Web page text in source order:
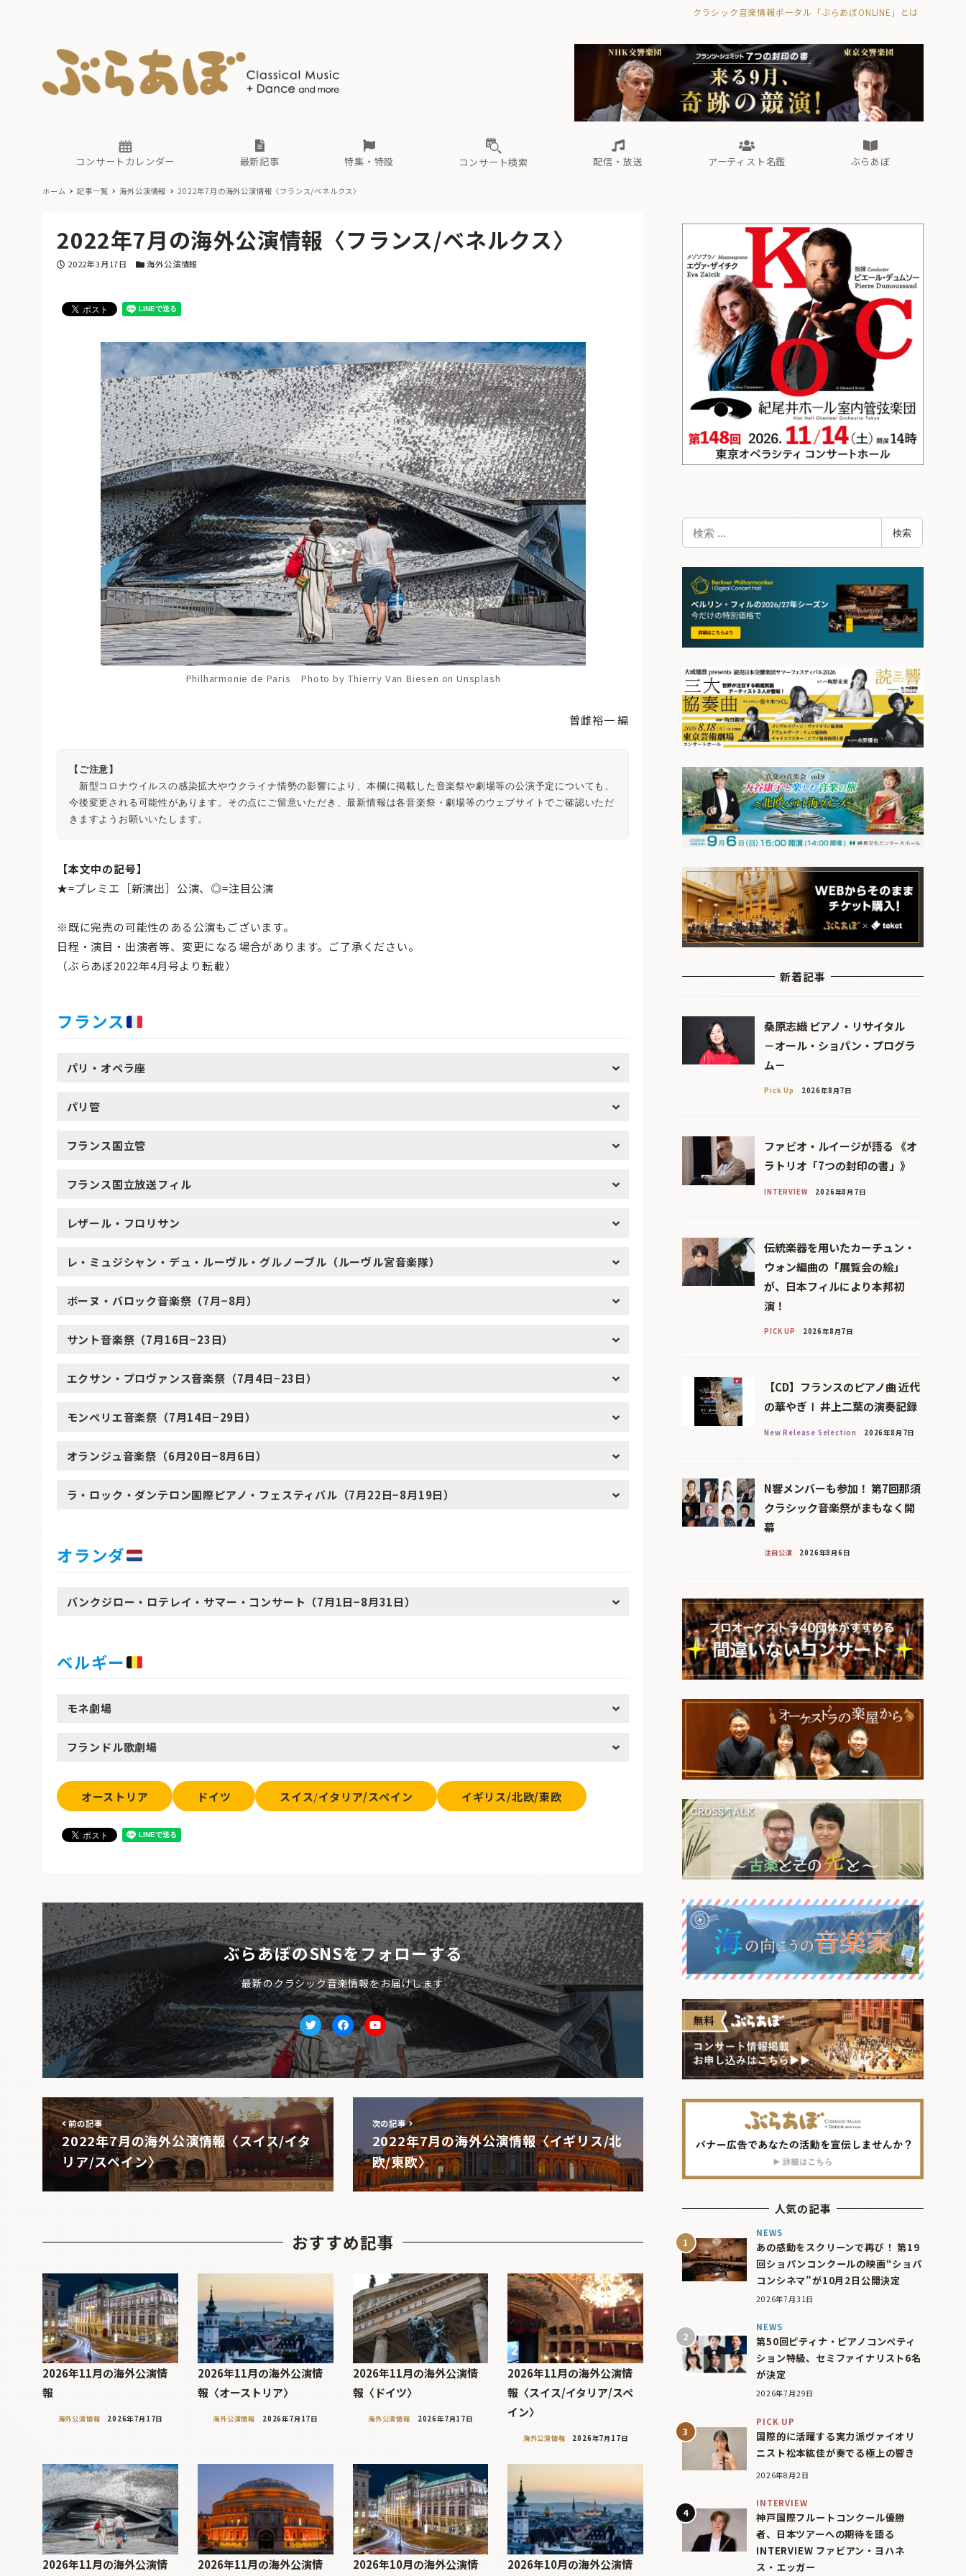
クラシック音楽情報ポータル「ぶらあぼONLINE」とは
コンサートカレンダー 最新記事
古楽とその先と オーケストラの楽屋から 海の向こうの音楽家 ぶらあぼブラス！
フォルテピアノ・オデッセイ
特集・特設
現場のプロが推す！間違いないオーケストラコンサート
過去の特集
コンサート検索 配信・放送
無料ライブ配信スケジュール 有料ライブ配信スケジュール
アーティスト名鑑
あ か さ た は や ら わ
ぶらあぼ
古楽とその先と Aからの眺望 ぶらあぼブラス！
フォルテピアノ・オデッセイ
無料ライブ配信スケジュール
あ か さ
ホーム 記事一覧 海外公演情報 2022年7月の海外公演情報〈フランス/ベネルクス〉
2022年7月の海外公演情報〈フランス/ベネルクス〉
投稿日
2022年3月17日 カテゴリー
海外公演情報
Philharmonie de Paris Photo by Thierry Van Biesen on Unsplash
曽雌裕一 編
【ご注意】
新型コロナウイルスの感染拡大やウクライナ情勢の影響により、本欄に掲載した音楽祭や劇場等の公演予定についても、
今後変更される可能性があります。その点にご留意いただき、最新情報は各音楽祭・劇場等のウェブサイトでご確認いただ
きますようお願いいたします。
【本文中の記号】
★=プレミエ［新演出］公演、◎=注目公演
※既に完売の可能性のある公演もございます。
日程・演目・出演者等、変更になる場合があります。ご了承ください。
（ぶらあぼ2022年4月号より転載）
フランス
パリ・オペラ座
パリ管
フランス国立管
フランス国立放送フィル
レザール・フロリサン
レ・ミュジシャン・デュ・ルーヴル・グルノーブル（ルーヴル宮音楽隊）
ボーヌ・バロック音楽祭（7月−8月）
サント音楽祭（7月16日−23日）
エクサン・プロヴァンス音楽祭（7月4日−23日）
モンペリエ音楽祭（7月14日−29日）
オランジュ音楽祭（6月20日−8月6日）
ラ・ロック・ダンテロン国際ピアノ・フェスティバル（7月22日−8月19日）
オランダ
バンクジロー・ロテレイ・サマー・コンサート（7月1日−8月31日）
ベルギー
モネ劇場
フランドル歌劇場
オーストリア ドイツ スイス/イタリア/スペイン イギリス/北欧/東欧
ぶらあぼのSNSをフォローする
最新のクラシック音楽情報をお届けします
TwitterfacebookYoutube
前の記事
2022年7月の海外公演情報〈スイス/イタ
リア/スペイン〉
次の記事
2022年7月の海外公演情報〈イギリス/北
欧/東欧〉
おすすめ記事
2026年11月の海外公演情
報
海外公演情報 2026年7月17日
2026年11月の海外公演情
報〈オーストリア〉
海外公演情報 2026年7月17日
2026年11月の海外公演情
報〈ドイツ〉
海外公演情報 2026年7月17日
2026年11月の海外公演情
報〈スイス/イタリア/スペ
イン〉
海外公演情報 2026年7月17日
2026年11月の海外公演情
2026年11月の海外公演情
2026年10月の海外公演情
2026年10月の海外公演情
検
索
検索
新着記事
桑原志織 ピアノ・リサイタル
－オール・ショパン・プログラ
ム－
Pick Up 2026年8月7日
ファビオ・ルイージが語る 《オ
ラトリオ「7つの封印の書」》
INTERVIEW 2026年8月7日
伝統楽器を用いたカーチュン・
ウォン編曲の「展覧会の絵」
が、日本フィルにより本邦初
演！
PICK UP 2026年8月7日
【CD】フランスのピアノ曲 近代
の華やぎⅠ 井上二葉の演奏記録
New Release Selection 2026年8月7日
N響メンバーも参加！ 第7回那須
クラシック音楽祭がまもなく開
幕
注目公演 2026年8月6日
人気の記事
NEWS
あの感動をスクリーンで再び！ 第19
回ショパンコンクールの映画“ショパ
コンシネマ”が10月2日公開決定
2026年7月31日
NEWS
第50回ピティナ・ピアノコンペティ
ション特級、セミファイナリスト6名
が決定
2026年7月29日
PICK UP
国際的に活躍する実力派ヴァイオリ
ニスト松本紘佳が奏でる極上の響き
2026年8月2日
INTERVIEW
神戸国際フルートコンクール優勝
者、日本ツアーへの期待を語る
INTERVIEW ファビアン・ヨハネ
ス・エッガー